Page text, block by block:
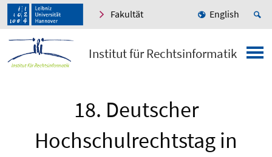
Fakultät English
Institut für Rechtsinformatik
18. Deutscher
Hochschulrechtstag in